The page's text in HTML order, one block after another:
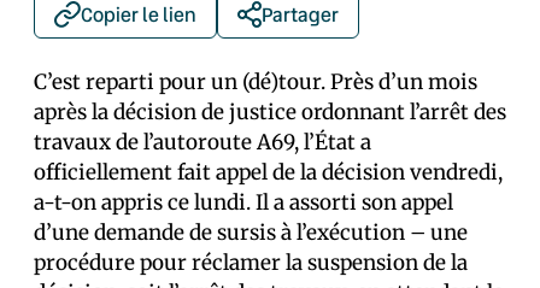
Copier le lien Partager
C’est reparti pour un (dé)tour. Près d’un mois
après la décision de justice ordonnant l’arrêt des
travaux de l’autoroute A69, l’État a
officiellement fait appel de la décision vendredi,
a-t-on appris ce lundi. Il a assorti son appel
d’une demande de sursis à l’exécution – une
procédure pour réclamer la suspension de la